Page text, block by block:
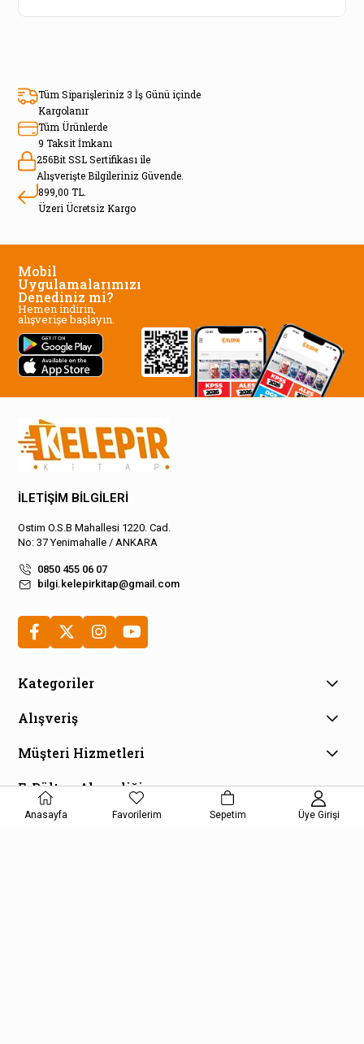
Tüm Siparişleriniz 3 İş Günü içinde
Kargolanır
Tüm Ürünlerde
9 Taksit İmkanı
256Bit SSL Sertifikası ile
Alışverişte Bilgileriniz Güvende.
899,00 TL.
Üzeri Ücretsiz Kargo
Mobil
Uygulamalarımızı
Denediniz mi?
Hemen indirin,
alışverişe başlayın.
İLETİŞİM BİLGİLERİ
Ostim O.S.B Mahallesi 1220. Cad.
No: 37 Yenimahalle / ANKARA
0850 455 06 07
bilgi.kelepirkitap@gmail.com
Kategoriler
Alışveriş
Müşteri Hizmetleri
E-Bülten Aboneliği
Kampanya ve fırsatlardan haberdar olmak için e-bültenimize
kayıt olun!
Anasayfa Favorilerim Sepetim Üye Girişi